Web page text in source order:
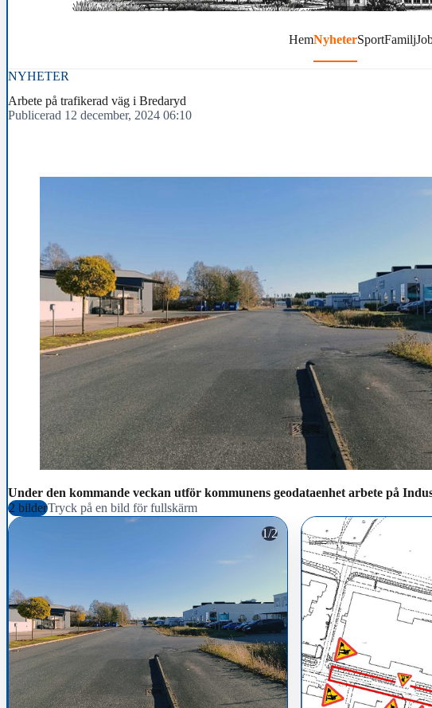
HemNyheterSportFamilj
NYHETER
Arbete på trafikerad väg i Bredaryd
Publicerad 12 december, 2024 06:10
Under den kommande veckan utför kommunens geodataenhet arbete på
2 bilderTryck på en bild för fullskärm
1/2